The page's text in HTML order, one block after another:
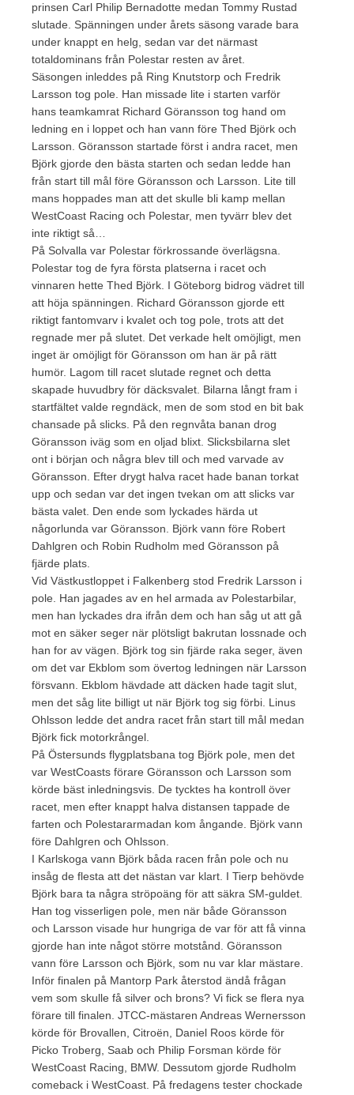
prinsen Carl Philip Bernadotte medan Tommy Rustad
slutade. Spänningen under årets säsong varade bara
under knappt en helg, sedan var det närmast
totaldominans från Polestar resten av året.
Säsongen inleddes på Ring Knutstorp och Fredrik
Larsson tog pole. Han missade lite i starten varför
hans teamkamrat Richard Göransson tog hand om
ledning en i loppet och han vann före Thed Björk och
Larsson. Göransson startade först i andra racet, men
Björk gjorde den bästa starten och sedan ledde han
från start till mål före Göransson och Larsson. Lite till
mans hoppades man att det skulle bli kamp mellan
WestCoast Racing och Polestar, men tyvärr blev det
inte riktigt så…
På Solvalla var Polestar förkrossande överlägsna.
Polestar tog de fyra första platserna i racet och
vinnaren hette Thed Björk. I Göteborg bidrog vädret till
att höja spänningen. Richard Göransson gjorde ett
riktigt fantomvarv i kvalet och tog pole, trots att det
regnade mer på slutet. Det verkade helt omöjligt, men
inget är omöjligt för Göransson om han är på rätt
humör. Lagom till racet slutade regnet och detta
skapade huvudbry för däcksvalet. Bilarna långt fram i
startfältet valde regndäck, men de som stod en bit bak
chansade på slicks. På den regnvåta banan drog
Göransson iväg som en oljad blixt. Slicksbilarna slet
ont i början och några blev till och med varvade av
Göransson. Efter drygt halva racet hade banan torkat
upp och sedan var det ingen tvekan om att slicks var
bästa valet. Den ende som lyckades härda ut
någorlunda var Göransson. Björk vann före Robert
Dahlgren och Robin Rudholm med Göransson på
fjärde plats.
Vid Västkustloppet i Falkenberg stod Fredrik Larsson i
pole. Han jagades av en hel armada av Polestarbilar,
men han lyckades dra ifrån dem och han såg ut att gå
mot en säker seger när plötsligt bakrutan lossnade och
han for av vägen. Björk tog sin fjärde raka seger, även
om det var Ekblom som övertog ledningen när Larsson
försvann. Ekblom hävdade att däcken hade tagit slut,
men det såg lite billigt ut när Björk tog sig förbi. Linus
Ohlsson ledde det andra racet från start till mål medan
Björk fick motorkrångel.
På Östersunds flygplatsbana tog Björk pole, men det
var WestCoasts förare Göransson och Larsson som
körde bäst inledningsvis. De tycktes ha kontroll över
racet, men efter knappt halva distansen tappade de
farten och Polestararmadan kom ångande. Björk vann
före Dahlgren och Ohlsson.
I Karlskoga vann Björk båda racen från pole och nu
insåg de flesta att det nästan var klart. I Tierp behövde
Björk bara ta några ströpoäng för att säkra SM-guldet.
Han tog visserligen pole, men när både Göransson
och Larsson visade hur hungriga de var för att få vinna
gjorde han inte något större motstånd. Göransson
vann före Larsson och Björk, som nu var klar mästare.
Inför finalen på Mantorp Park återstod ändå frågan
vem som skulle få silver och brons? Vi fick se flera nya
förare till finalen. JTCC-mästaren Andreas Wernersson
körde för Brovallen, Citroën, Daniel Roos körde för
Picko Troberg, Saab och Philip Forsman körde för
WestCoast Racing, BMW. Dessutom gjorde Rudholm
comeback i WestCoast. På fredagens tester chockade